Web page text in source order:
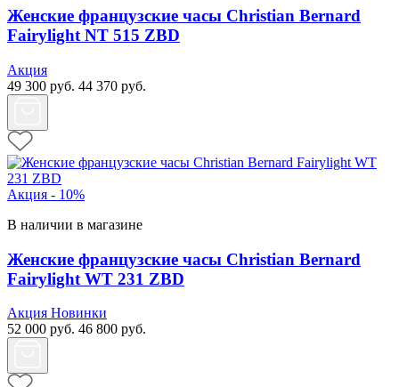
Женские французские часы Christian Bernard
Fairylight NT 515 ZBD
Акция
49 300 руб. 44 370 руб.
Акция - 10%
В наличии в магазине
Женские французские часы Christian Bernard
Fairylight WT 231 ZBD
Акция Новинки
52 000 руб. 46 800 руб.